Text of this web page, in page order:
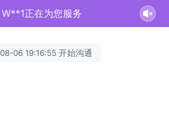
W**1正在为您服务
06 19:16:55 开始沟通